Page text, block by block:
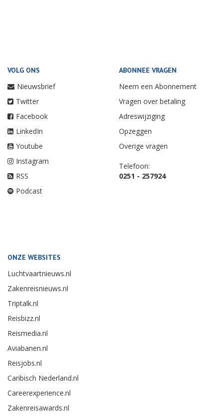
VOLG ONS
Nieuwsbrief
Twitter
Facebook
LinkedIn
Youtube
Instagram
RSS
Podcast
ABONNEE VRAGEN
Neem een Abonnement
Vragen over betaling
Adreswijziging
Opzeggen
Overige vragen
Telefoon:
0251 - 257924
ONZE WEBSITES
Luchtvaartnieuws.nl
Zakenreisnieuws.nl
Triptalk.nl
Reisbizz.nl
Reismedia.nl
Aviabanen.nl
Reisjobs.nl
Caribisch Nederland.nl
Careerexperience.nl
Zakenreisawards.nl